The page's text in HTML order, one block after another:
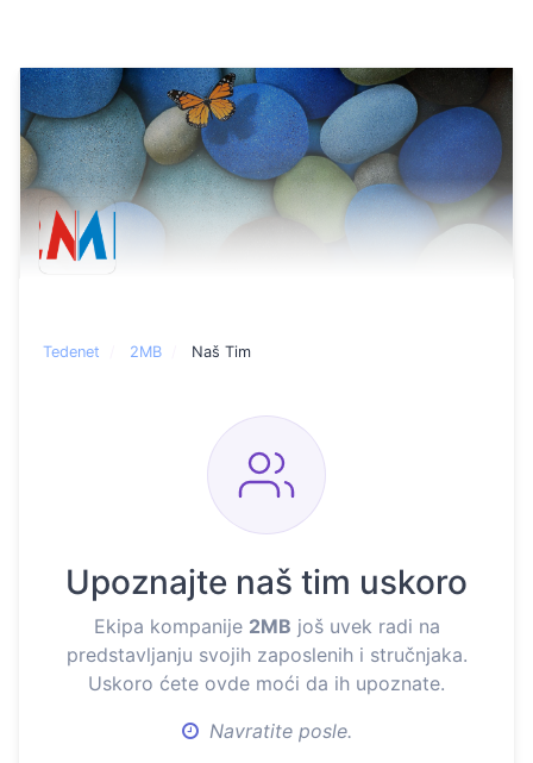
Tedenet 2MB Naš Tim
Upoznajte naš tim uskoro
Ekipa kompanije 2MB još uvek radi na
predstavljanju svojih zaposlenih i stručnjaka.
Uskoro ćete ovde moći da ih upoznate.
Navratite posle.